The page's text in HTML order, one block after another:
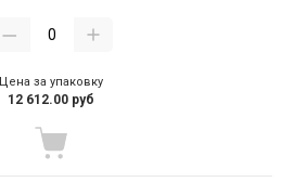
Цена за упаковку
12 612.00 руб